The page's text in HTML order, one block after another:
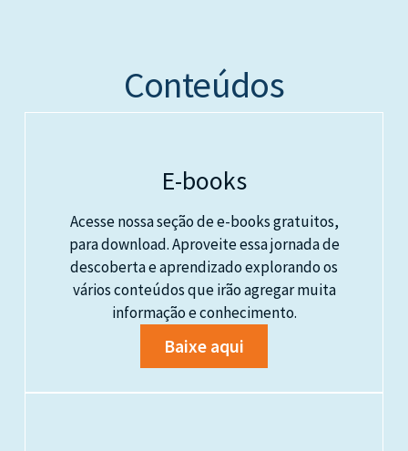
Conteúdos
E-books
Acesse nossa seção de e-books gratuitos,
para download. Aproveite essa jornada de
descoberta e aprendizado explorando os
vários conteúdos que irão agregar muita
informação e conhecimento.
Baixe aqui